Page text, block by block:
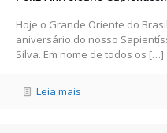
Hoje o Grande Oriente do
aniversário do nosso
Silva. Em nome de todos os […]
Leia mais